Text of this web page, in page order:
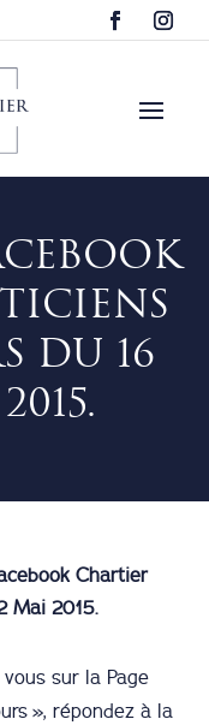
DU 16
Chartier
Mai 2015.
sur la Page
», répondez à la